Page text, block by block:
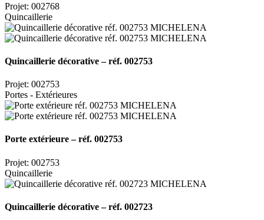
Projet: 002768
Quincaillerie
Quincaillerie décorative – réf. 002753
Projet: 002753
Portes - Extérieures
Porte extérieure – réf. 002753
Projet: 002753
Quincaillerie
Quincaillerie décorative – réf. 002723